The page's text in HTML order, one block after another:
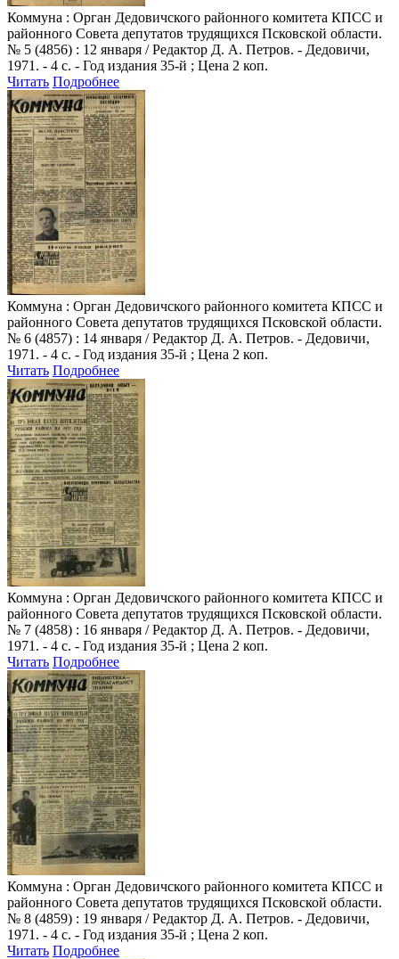
Коммуна : Орган Дедовичского районного комитета КПСС и
районного Совета депутатов трудящихся Псковской области.
№ 5 (4856) : 12 января / Редактор Д. А. Петров. - Дедовичи,
1971. - 4 с. - Год издания 35-й ; Цена 2 коп.
Читать Подробнее
Коммуна : Орган Дедовичского районного комитета КПСС и
районного Совета депутатов трудящихся Псковской области.
№ 6 (4857) : 14 января / Редактор Д. А. Петров. - Дедовичи,
1971. - 4 с. - Год издания 35-й ; Цена 2 коп.
Читать Подробнее
Коммуна : Орган Дедовичского районного комитета КПСС и
районного Совета депутатов трудящихся Псковской области.
№ 7 (4858) : 16 января / Редактор Д. А. Петров. - Дедовичи,
1971. - 4 с. - Год издания 35-й ; Цена 2 коп.
Читать Подробнее
Коммуна : Орган Дедовичского районного комитета КПСС и
районного Совета депутатов трудящихся Псковской области.
№ 8 (4859) : 19 января / Редактор Д. А. Петров. - Дедовичи,
1971. - 4 с. - Год издания 35-й ; Цена 2 коп.
Читать Подробнее